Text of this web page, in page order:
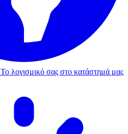
Το λογισμικό σας στο κατάστημά μας